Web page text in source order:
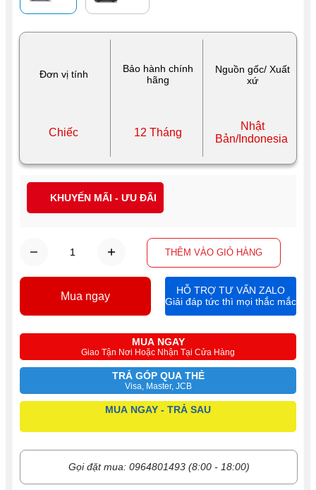
Đơn vị tính
Bảo hành chính
hãng
Nguồn gốc/ Xuất
xứ
Chiếc 12 Tháng
Nhật
Bản/Indonesia
THÊM VÀO GIỎ HÀNG
MUA NGAY
Giao Tận Nơi Hoặc Nhận Tại Cửa Hàng
TRẢ GÓP QUA THẺ
Visa, Master, JCB
MUA NGAY - TRẢ SAU
Gọi đặt mua: 0964801493 (8:00 - 18:00)
Mua ngay
HỖ TRỢ TƯ VẤN ZALO
Giải đáp tức thì mọi thắc mắc
KHUYẾN MÃI - ƯU ĐÃI